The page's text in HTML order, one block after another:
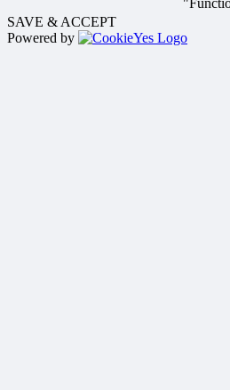
SAVE & ACCEPT
Powered by